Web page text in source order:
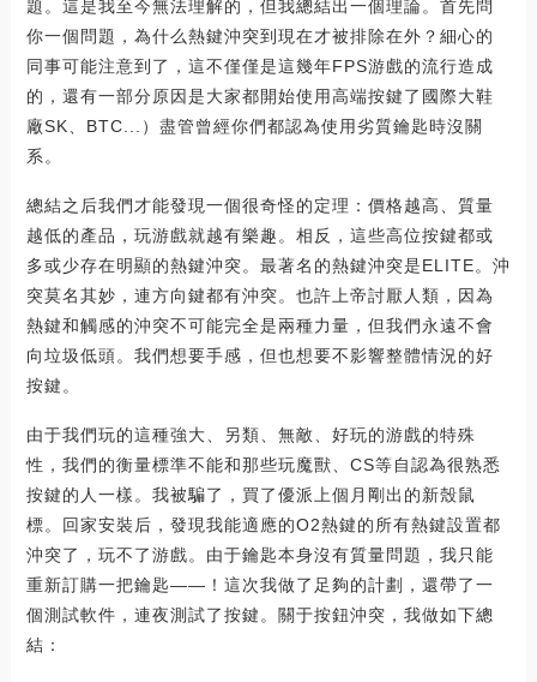
題。這是我至今無法理解的，但我總結出一個理論。首先問
你一個問題，為什么熱鍵沖突到現在才被排除在外？細心的
同事可能注意到了，這不僅僅是這幾年FPS游戲的流行造成
的，還有一部分原因是大家都開始使用高端按鍵了國際大鞋
廠SK、BTC...）盡管曾經你們都認為使用劣質鑰匙時沒關
系。
總結之后我們才能發現一個很奇怪的定理：價格越高、質量
越低的產品，玩游戲就越有樂趣。相反，這些高位按鍵都或
多或少存在明顯的熱鍵沖突。最著名的熱鍵沖突是ELITE。沖
突莫名其妙，連方向鍵都有沖突。也許上帝討厭人類，因為
熱鍵和觸感的沖突不可能完全是兩種力量，但我們永遠不會
向垃圾低頭。我們想要手感，但也想要不影響整體情況的好
按鍵。
由于我們玩的這種強大、另類、無敵、好玩的游戲的特殊
性，我們的衡量標準不能和那些玩魔獸、CS等自認為很熟悉
按鍵的人一樣。我被騙了，買了優派上個月剛出的新殼鼠
標。回家安裝后，發現我能適應的O2熱鍵的所有熱鍵設置都
沖突了，玩不了游戲。由于鑰匙本身沒有質量問題，我只能
重新訂購一把鑰匙——！這次我做了足夠的計劃，還帶了一
個測試軟件，連夜測試了按鍵。關于按鈕沖突，我做如下總
結：